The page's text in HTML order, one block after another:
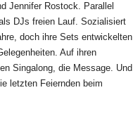
Jennifer Rostock. Parallel
DJs freien Lauf. Sozialisiert
doch ihre Sets entwickelten
Auf ihren
Singalong, die Message. Und
letzten Feiernden beim